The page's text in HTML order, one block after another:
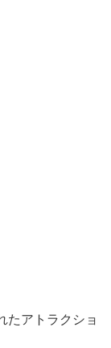
たアトラクショ